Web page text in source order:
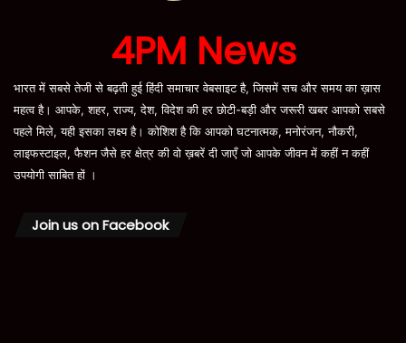
4PM News
भारत में सबसे तेजी से बढ़ती हुई हिंदी समाचार वेबसाइट है, जिसमें सच और समय का ख़ास
महत्व है। आपके, शहर, राज्य, देश, विदेश की हर छोटी-बड़ी और जरूरी खबर आपको सबसे
पहले मिले, यही इसका लक्ष्य है। कोशिश है कि आपको घटनात्मक, मनोरंजन, नौकरी,
लाइफस्टाइल, फैशन जैसे हर क्षेत्र की वो ख़बरें दी जाएँ जो आपके जीवन में कहीं न कहीं
उपयोगी साबित हों ।
Join us on Facebook